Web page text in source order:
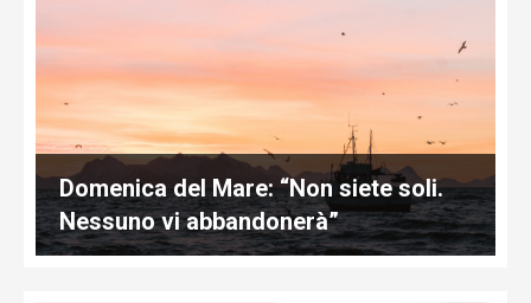
Domenica del Mare: “Non siete soli.
Nessuno vi abbandonerà”